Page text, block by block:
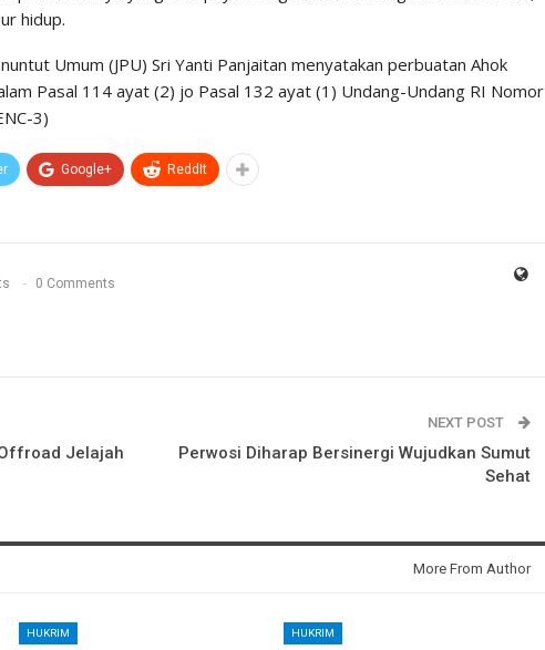
hidup.
Umum (JPU) Sri Yanti Panjaitan menyatakan perbuatan Ahok
Pasal 114 ayat (2) jo Pasal 132 ayat (1) Undang-Undang RI Nomor
3)
Google+ ReddIt
0 Comments
Jelajah
NEXT POST
Perwosi Diharap Bersinergi Wujudkan Sumut
Sehat
More From Author
HUKRIM HUKRIM